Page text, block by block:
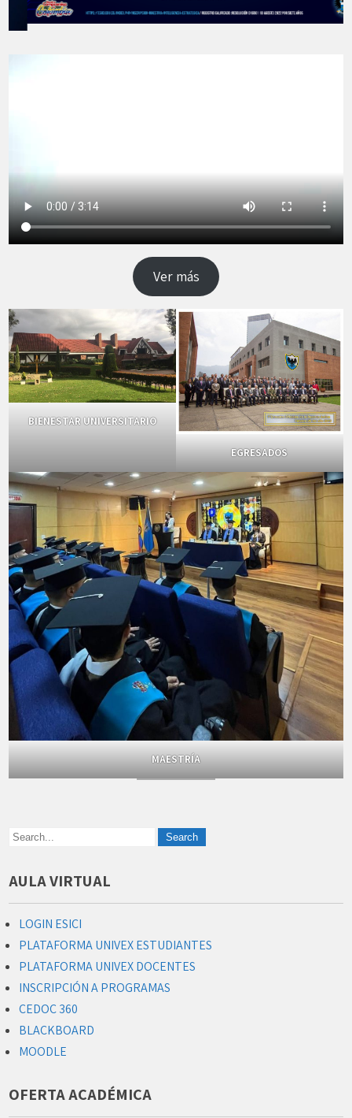
Ver más
BIENESTAR UNIVERSITARIO
EGRESADOS
MAESTRÍA
AULA VIRTUAL
LOGIN ESICI
PLATAFORMA UNIVEX ESTUDIANTES
PLATAFORMA UNIVEX DOCENTES
INSCRIPCIÓN A PROGRAMAS
CEDOC 360
BLACKBOARD
MOODLE
OFERTA ACADÉMICA